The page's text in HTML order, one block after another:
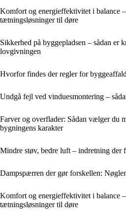
Komfort og energieffektivitet i balance
tætningsløsninger til døre
Sikkerhed på byggepladsen – sådan er
lovgivningen
Hvorfor findes der regler for
Undgå fejl ved vinduesmontering –
Farver og overflader: Sådan vælger du
bygningens karakter
Mindre støv, bedre luft – indretning der
Dampspærren der gør forskellen:
Komfort og energieffektivitet i balance
tætningsløsninger til døre